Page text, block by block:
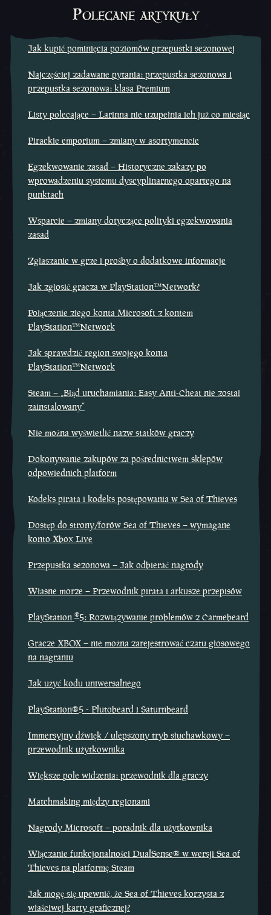
Polecane artykuły
Jak kupić pominięcia poziomów przepustki sezonowej
Najczęściej zadawane pytania: przepustka sezonowa i
przepustka sezonowa: klasa Premium
Listy polecające – Larinna nie uzupełnia ich już co miesiąc
Pirackie emporium – zmiany w asortymencie
Egzekwowanie zasad – Historyczne zakazy po
wprowadzeniu systemu dyscyplinarnego opartego na
punktach
Wsparcie – zmiany dotyczące polityki egzekwowania
zasad
Zgłaszanie w grze i prośby o dodatkowe informacje
Jak zgłosić gracza w PlayStation™Network?
Połączenie złego konta Microsoft z kontem
PlayStation™Network
Jak sprawdzić region swojego konta
PlayStation™Network
Steam – „Błąd uruchamiania: Easy Anti-Cheat nie został
zainstalowany”
Nie można wyświetlić nazw statków graczy
Dokonywanie zakupów za pośrednictwem sklepów
odpowiednich platform
Kodeks pirata i kodeks postępowania w Sea of Thieves
Dostęp do strony/forów Sea of Thieves – wymagane
konto Xbox Live
Przepustka sezonowa – Jak odbierać nagrody
Własne morze – Przewodnik pirata i arkusze przepisów
PlayStation ®5: Rozwiązywanie problemów z Carmebeard
Gracze XBOX – nie można zarejestrować czatu głosowego
na nagraniu
Jak użyć kodu uniwersalnego
PlayStation®5 - Plutobeard i Saturnbeard
Immersyjny dźwięk / ulepszony tryb słuchawkowy –
przewodnik użytkownika
Większe pole widzenia: przewodnik dla graczy
Matchmaking między regionami
Nagrody Microsoft – poradnik dla użytkownika
Włączanie funkcjonalności DualSense® w wersji Sea of
Thieves na platformę Steam
Jak mogę się upewnić, że Sea of Thieves korzysta z
właściwej karty graficznej?